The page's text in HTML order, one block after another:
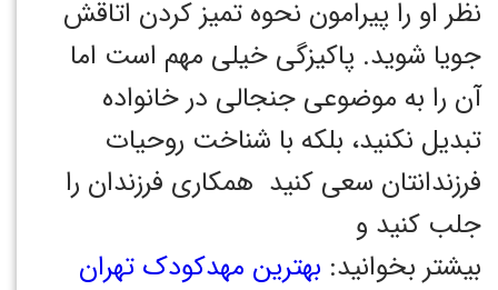
نظر او را پیرامون نحوه تمیز کردن اتاقش
جویا شوید. پاکیزگی خیلی مهم است اما
آن را به موضوعی جنجالی در خانواده
تبدیل نکنید، بلکه با شناخت روحیات
فرزندانتان سعی کنید همکاری فرزندان را
جلب کنید و
بیشتر بخوانید: بهترین مهدکودک تهران